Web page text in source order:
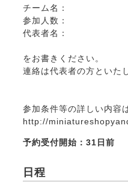
チーム名：
参加人数：
代表者名：
をお書きください。
連絡は代表者の方といた
参加条件等の詳しい内容
http://
予約受付開始：31日前
日程